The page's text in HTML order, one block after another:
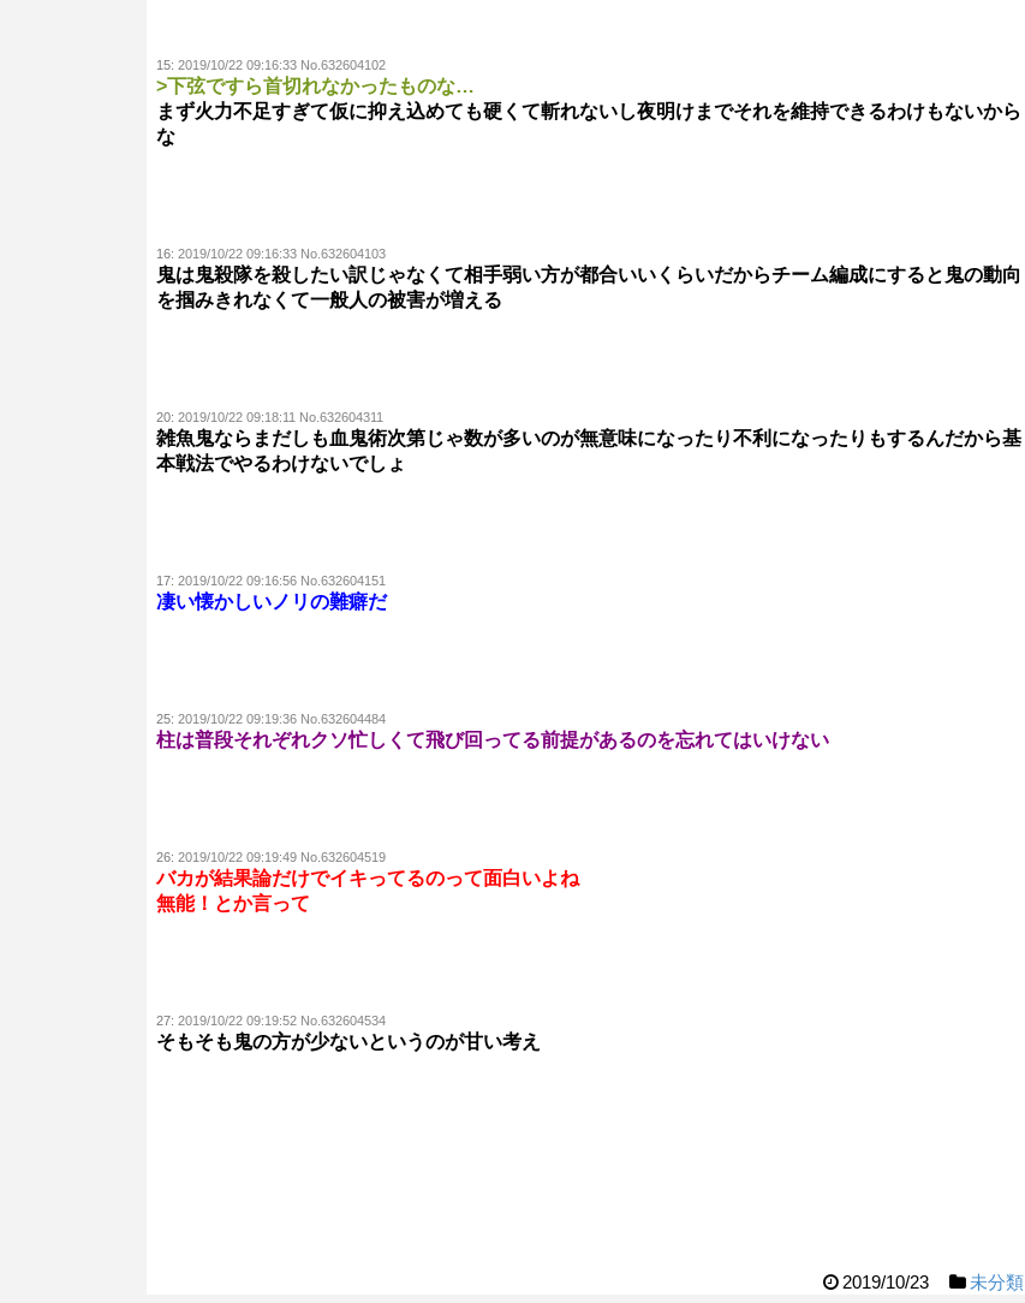
15: 2019/10/22 09:16:33 No.632604102
>下弦ですら首切れなかったものな…
まず火力不足すぎて仮に抑え込めても硬くて斬れないし夜明けまでそれを維持できるわけもないから
な
16: 2019/10/22 09:16:33 No.632604103
鬼は鬼殺隊を殺したい訳じゃなくて相手弱い方が都合いいくらいだからチーム編成にすると鬼の動向
を掴みきれなくて一般人の被害が増える
20: 2019/10/22 09:18:11 No.632604311
雑魚鬼ならまだしも血鬼術次第じゃ数が多いのが無意味になったり不利になったりもするんだから基
本戦法でやるわけないでしょ
17: 2019/10/22 09:16:56 No.632604151
凄い懐かしいノリの難癖だ
25: 2019/10/22 09:19:36 No.632604484
柱は普段それぞれクソ忙しくて飛び回ってる前提があるのを忘れてはいけない
26: 2019/10/22 09:19:49 No.632604519
バカが結果論だけでイキってるのって面白いよね
無能！とか言って
27: 2019/10/22 09:19:52 No.632604534
そもそも鬼の方が少ないというのが甘い考え
2019/10/23 未分類